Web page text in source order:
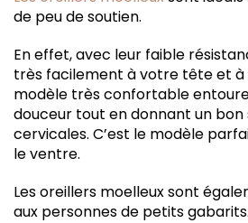
de peu de soutien.
En effet, avec leur faible
très facilement à votre tête et à
modèle très confortable
douceur tout en donnant un bon
cervicales. C’est le modèle
le ventre.
Les oreillers moelleux sont
aux personnes de petits gabarits.